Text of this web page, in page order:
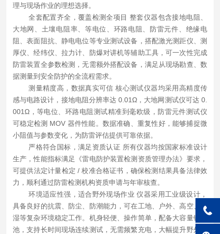
理与现场作业的理想选择。
全套配置齐全，覆盖检测全项目 整套仪器包含接地电阻、
大地网、土壤电阻率、等电位、环路电阻、防雷元件、绝缘电
阻、表面阻抗、静电电位等专业测试设备，搭配激光测距仪、测
厚仪、经纬仪、拉力计、防爆对讲机等辅助工具，可一次性完成
防雷装置全参数检测，无需额外搭配设备，满足从现场勘查、数
据测量到安全防护的全流程需求。
测量精度高，数据真实可信 核心测试仪器均采用高精度传
感与电路设计，接地电阻分辨率达 0.01Ω，大地网测试仪可达 0.
001Ω，等电位、环路电阻测试精准到毫欧级，防雷元件测试仪
可稳定检测 MOV 器件性能。数据准确、重复性好，能够捕捉微
小阻值与参数变化，为防雷评估提供可靠依据。
严格符合国标，满足资质认证 所有仪器均按国家标准设计
生产，性能指标满足《雷电防护装置检测资质管理办法》要求，
可提供法定计量检定 / 校准合格证书，确保检测结果具备法律效
力，顺利通过防雷检测机构资质申请与年审核查。
环境适应性强，适合野外现场作业 仪器采用工业级设计，
具备良好的抗震、防尘、防潮能力，可在工地、户外、高空、潮
湿等复杂环境稳定工作。机身轻便、操作简单，配备大容量锂电
池，支持长时间现场连续测试，无需频繁充电，大幅提升野外作